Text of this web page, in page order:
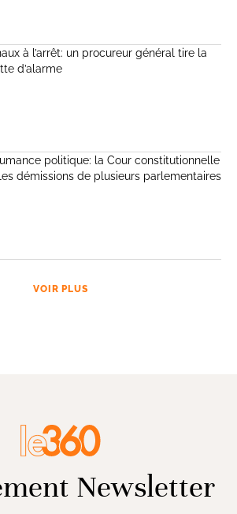
à l’arrêt: un procureur général tire la
d’alarme
politique: la Cour constitutionnelle
démissions de plusieurs parlementaires
VOIR PLUS
Newsletter